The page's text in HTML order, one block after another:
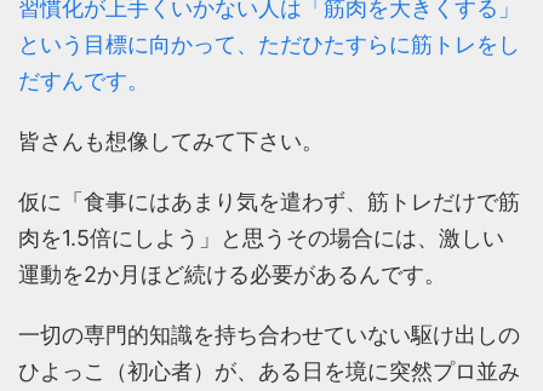
習慣化が上手くいかない人は「筋肉を大きくする」
という目標に向かって、ただひたすらに筋トレをし
だすんです。
皆さんも想像してみて下さい。
仮に「食事にはあまり気を遣わず、筋トレだけで筋
肉を1.5倍にしよう」と思うその場合には、激しい
運動を2か月ほど続ける必要があるんです。
一切の専門的知識を持ち合わせていない駆け出しの
ひよっこ（初心者）が、ある日を境に突然プロ並み